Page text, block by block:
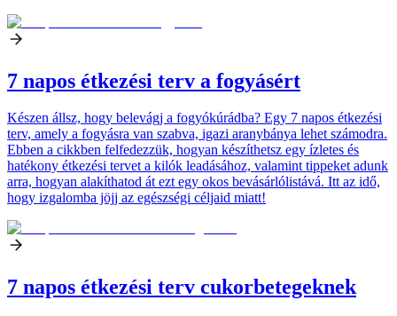
7 napos étkezési terv a fogyásért
Készen állsz, hogy belevágj a fogyókúrádba? Egy 7 napos étkezési
terv, amely a fogyásra van szabva, igazi aranybánya lehet számodra.
Ebben a cikkben felfedezzük, hogyan készíthetsz egy ízletes és
hatékony étkezési tervet a kilók leadásához, valamint tippeket adunk
arra, hogyan alakíthatod át ezt egy okos bevásárlólistává. Itt az idő,
hogy izgalomba jöjj az egészségi céljaid miatt!
7 napos étkezési terv cukorbetegeknek